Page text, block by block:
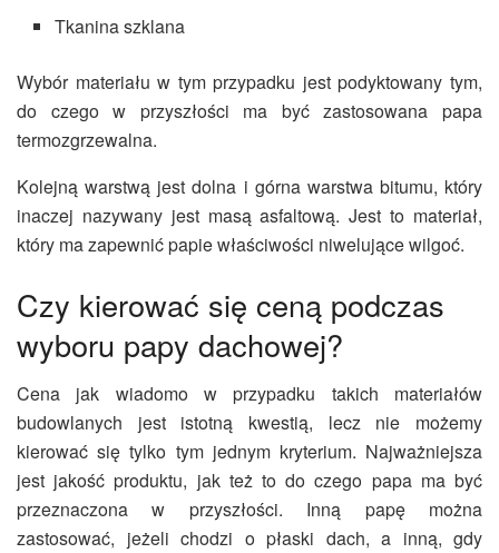
Tkanina szklana
Wybór materiału w tym przypadku jest podyktowany tym,
do czego w przyszłości ma być zastosowana papa
termozgrzewalna.
Kolejną warstwą jest dolna i górna warstwa bitumu, który
inaczej nazywany jest masą asfaltową. Jest to materiał,
który ma zapewnić papie właściwości niwelujące wilgoć.
Czy kierować się ceną podczas
wyboru papy dachowej?
Cena jak wiadomo w przypadku takich materiałów
budowlanych jest istotną kwestią, lecz nie możemy
kierować się tylko tym jednym kryterium. Najważniejsza
jest jakość produktu, jak też to do czego papa ma być
przeznaczona w przyszłości. Inną papę można
zastosować, jeżeli chodzi o płaski dach, a inną, gdy